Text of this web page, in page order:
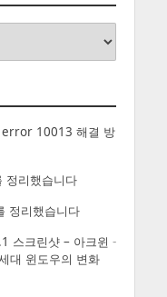
error 10013 해결 방
정리했습니다
정리했습니다
스크린샷 – 아크윈 -
대 윈도우의 변화